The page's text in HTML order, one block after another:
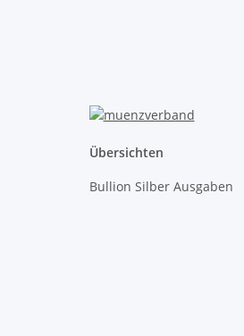
Übersichten
Bullion Silber Ausgaben